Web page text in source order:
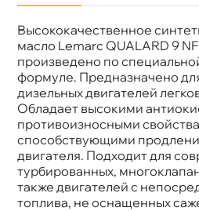
ысококачественное
масло Lemarc QUALARD 9
произведено по
формуле. Предназначено
дизельных двигателей
Обладает высокими
противоизносными
способствующими
двигателя. Подходит для
турбированных,
также двигателей с
топлива, не оснащенных
язкость
5W-30
Lemarc
Тип масла
Синтетика
Объем
1л
Артикул
11790301
Применение
Двигатель